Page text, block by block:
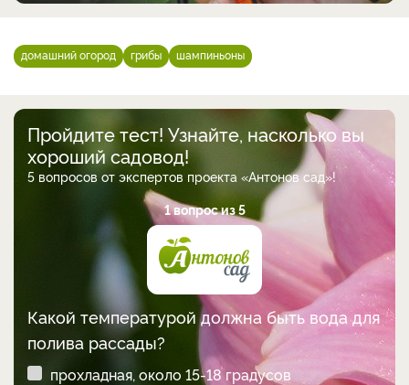
домашний огород грибы шампиньоны
Пройдите тест! Узнайте, насколько вы
хороший садовод!
5 вопросов от экспертов проекта «Антонов сад»!
1 вопрос из 5
Какой температурой должна быть вода для
полива рассады?
прохладная, около 15-18 градусов